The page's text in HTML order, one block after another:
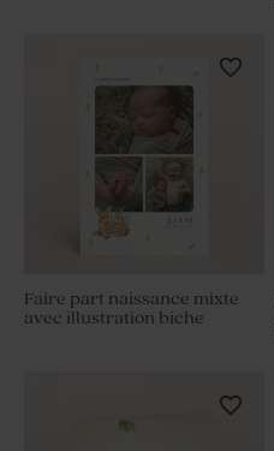
Faire part naissance mixte
avec illustration biche